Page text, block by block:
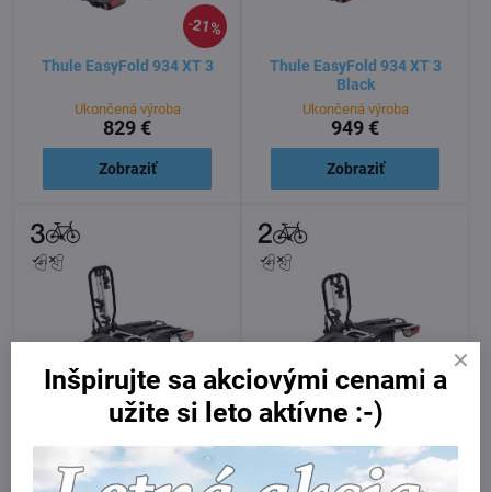
21%
Thule EasyFold 934 XT 3
Ukončená výroba
829 €
Zobraziť
Thule EasyFold 934 XT 3
Black
Ukončená výroba
949 €
Zobraziť
Ukončená výroba
950 €
Ukončená výroba
869 €
Inšpirujte sa akciovými cenami a
užite si leto aktívne :-)